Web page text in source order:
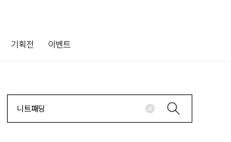
기획전 이벤트